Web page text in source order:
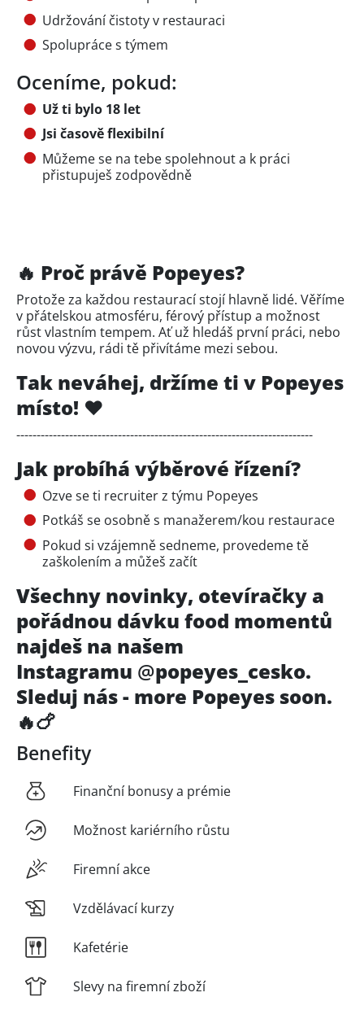
Udržování čistoty v restauraci
Spolupráce s týmem
Oceníme, pokud:
Už ti bylo 18 let
Jsi časově flexibilní
Můžeme se na tebe spolehnout a k práci
přistupuješ zodpovědně
🔥 Proč právě Popeyes?
Protože za každou restaurací stojí hlavně lidé. Věříme
v přátelskou atmosféru, férový přístup a možnost
růst vlastním tempem. Ať už hledáš první práci, nebo
novou výzvu, rádi tě přivítáme mezi sebou.
Tak neváhej, držíme ti v Popeyes
místo! ❤️
-------------------------------------------------------------------------
Jak probíhá výběrové řízení?
Ozve se ti recruiter z týmu Popeyes
Potkáš se osobně s manažerem/kou restaurace
Pokud si vzájemně sedneme, provedeme tě
zaškolením a můžeš začít
Všechny novinky, otevíračky a
pořádnou dávku food momentů
najdeš na našem
Instagramu @popeyes_cesko.
Sleduj nás - more Popeyes soon.
🔥🍗
Benefity
Finanční bonusy a prémie
Možnost kariérního růstu
Firemní akce
Vzdělávací kurzy
Kafetérie
Slevy na firemní zboží